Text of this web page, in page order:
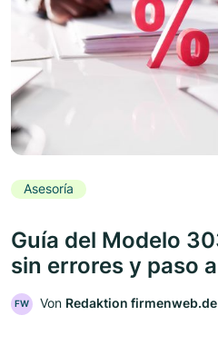
Asesoría
Guía del Modelo
sin errores y paso
FW Von Redaktion firmenweb.de